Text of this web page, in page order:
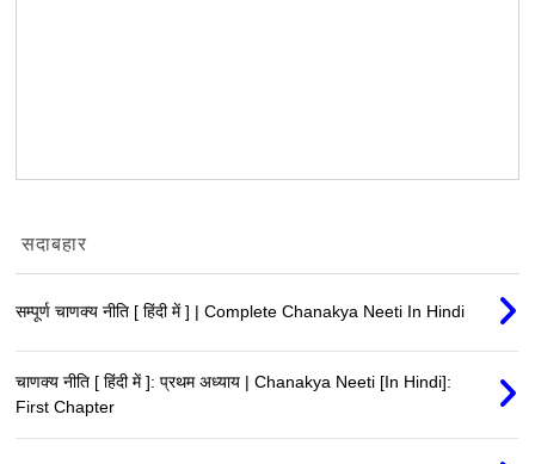
सदाबहार
सम्पूर्ण चाणक्य नीति [ हिंदी में ] | Complete Chanakya Neeti In Hindi
चाणक्य नीति [ हिंदी में ]: प्रथम अध्याय | Chanakya Neeti [In Hindi]:
First Chapter